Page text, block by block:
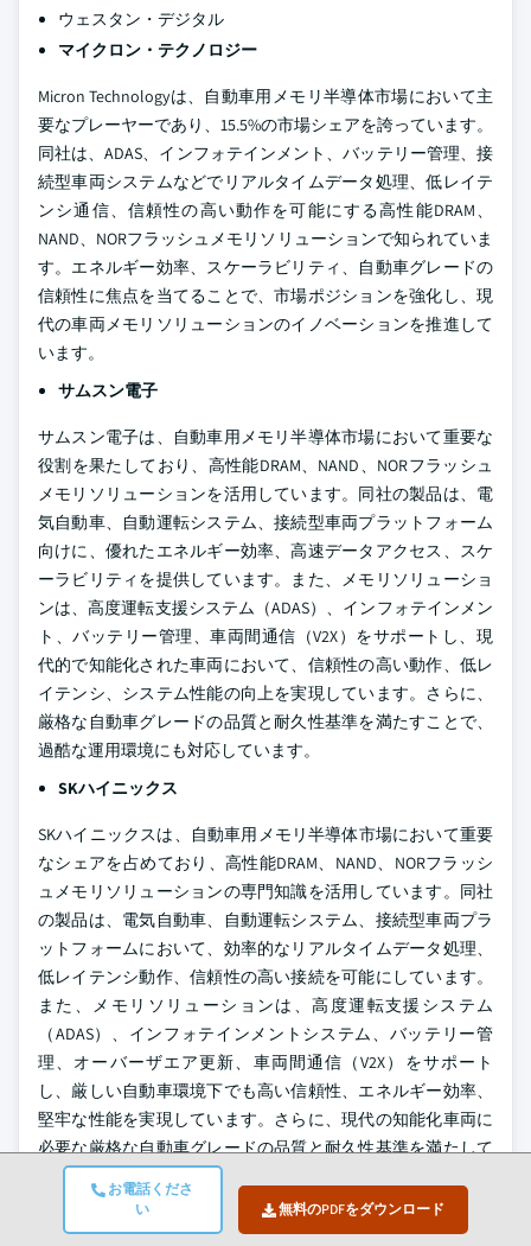
お電話くださ
い
無料のPDFをダウンロード
ウェスタン・デジタル
マイクロン・テクノロジー
Micron Technologyは、自動車用メモリ半導体市場において主
要なプレーヤーであり、15.5%の市場シェアを誇っています。
同社は、ADAS、インフォテインメント、バッテリー管理、接
続型車両システムなどでリアルタイムデータ処理、低レイテ
ンシ通信、信頼性の高い動作を可能にする高性能DRAM、
NAND、NORフラッシュメモリソリューションで知られていま
す。エネルギー効率、スケーラビリティ、自動車グレードの
信頼性に焦点を当てることで、市場ポジションを強化し、現
代の車両メモリソリューションのイノベーションを推進して
います。
サムスン電子
サムスン電子は、自動車用メモリ半導体市場において重要な
役割を果たしており、高性能DRAM、NAND、NORフラッシュ
メモリソリューションを活用しています。同社の製品は、電
気自動車、自動運転システム、接続型車両プラットフォーム
向けに、優れたエネルギー効率、高速データアクセス、スケ
ーラビリティを提供しています。また、メモリソリューショ
ンは、高度運転支援システム（ADAS）、インフォテインメン
ト、バッテリー管理、車両間通信（V2X）をサポートし、現
代的で知能化された車両において、信頼性の高い動作、低レ
イテンシ、システム性能の向上を実現しています。さらに、
厳格な自動車グレードの品質と耐久性基準を満たすことで、
過酷な運用環境にも対応しています。
SKハイニックス
SKハイニックスは、自動車用メモリ半導体市場において重要
なシェアを占めており、高性能DRAM、NAND、NORフラッシ
ュメモリソリューションの専門知識を活用しています。同社
の製品は、電気自動車、自動運転システム、接続型車両プラ
ットフォームにおいて、効率的なリアルタイムデータ処理、
低レイテンシ動作、信頼性の高い接続を可能にしています。
また、メモリソリューションは、高度運転支援システム
（ADAS）、インフォテインメントシステム、バッテリー管
理、オーバーザエア更新、車両間通信（V2X）をサポート
し、厳しい自動車環境下でも高い信頼性、エネルギー効率、
堅牢な性能を実現しています。さらに、現代の知能化車両に
必要な厳格な自動車グレードの品質と耐久性基準を満たして
います。
車載メモリ半導体市場 レポートの属性